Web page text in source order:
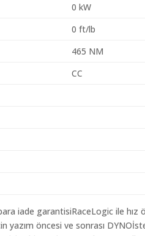
0 kW
0 ft/lb
465 NM
CC
iade garantisiRaceLogic ile
yazım öncesi ve sonrası